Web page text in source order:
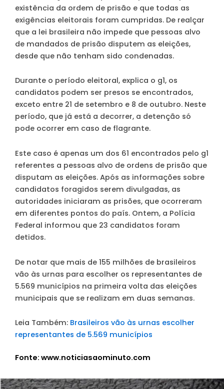
existência da ordem de prisão e que todas as
exigências eleitorais foram cumpridas. De realçar
que a lei brasileira não impede que pessoas alvo
de mandados de prisão disputem as eleições,
desde que não tenham sido condenadas.
Durante o período eleitoral, explica o g1, os
candidatos podem ser presos se encontrados,
exceto entre 21 de setembro e 8 de outubro. Neste
período, que já está a decorrer, a detenção só
pode ocorrer em caso de flagrante.
Este caso é apenas um dos 61 encontrados pelo g1
referentes a pessoas alvo de ordens de prisão que
disputam as eleições. Após as informações sobre
candidatos foragidos serem divulgadas, as
autoridades iniciaram as prisões, que ocorreram
em diferentes pontos do país. Ontem, a Polícia
Federal informou que 23 candidatos foram
detidos.
De notar que mais de 155 milhões de brasileiros
vão às urnas para escolher os representantes de
5.569 municípios na primeira volta das eleições
municipais que se realizam em duas semanas.
Leia Também: Brasileiros vão às urnas escolher
representantes de 5.569 municípios
Fonte: www.noticiasaominuto.com